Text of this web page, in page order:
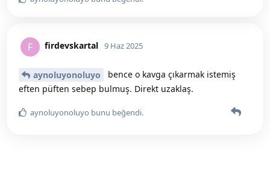
F firdevskartal 9 Haz 2025
aynoluyonoluyo
bence o kavga çıkarmak istemiş
eften püften sebep bulmuş. Direkt uzaklaş.
aynoluyonoluyo bunu beğendi.